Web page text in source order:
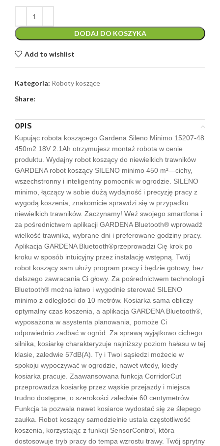
DODAJ DO KOSZYKA
Add to wishlist
Kategoria: Roboty koszące
Share:
OPIS
Kupując robota koszącego Gardena Sileno Minimo 15207-48
450m2 18V 2.1Ah otrzymujesz montaż robota w cenie
produktu. Wydajny robot koszący do niewielkich trawników
GARDENA robot koszący SILENO minimo 450 m²—cichy,
wszechstronny i inteligentny pomocnik w ogrodzie. SILENO
minimo, łączący w sobie dużą wydajność i precyzję pracy z
wygodą koszenia, znakomicie sprawdzi się w przypadku
niewielkich trawników. Zaczynamy! Weź swojego smartfona i
za pośrednictwem aplikacji GARDENA Bluetooth® wprowadź
wielkość trawnika, wybrane dni i preferowane godziny pracy.
Aplikacja GARDENA Bluetooth®przeprowadzi Cię krok po
kroku w sposób intuicyjny przez instalację wstępną. Twój
robot koszący sam ułoży program pracy i będzie gotowy, bez
dalszego zawracania Ci głowy. Za pośrednictwem technologii
Bluetooth® można łatwo i wygodnie sterować SILENO
minimo z odległości do 10 metrów. Kosiarka sama obliczy
optymalny czas koszenia, a aplikacja GARDENA Bluetooth®,
wyposażona w asystenta planowania, pomoże Ci
odpowiednio zadbać w ogród. Za sprawą wyjątkowo cichego
silnika, kosiarkę charakteryzuje najniższy poziom hałasu w tej
klasie, zaledwie 57dB(A). Ty i Twoi sąsiedzi możecie w
spokoju wypoczywać w ogrodzie, nawet wtedy, kiedy
kosiarka pracuje. Zaawansowana funkcja CorridorCut
przeprowadza kosiarkę przez wąskie przejazdy i miejsca
trudno dostępne, o szerokości zaledwie 60 centymetrów.
Funkcja ta pozwala nawet kosiarce wydostać się ze ślepego
zaułka. Robot koszący samodzielnie ustala częstotliwość
koszenia, korzystając z funkcji SensorControl, która
dostosowuje tryb pracy do tempa wzrostu trawy. Twój sprytny